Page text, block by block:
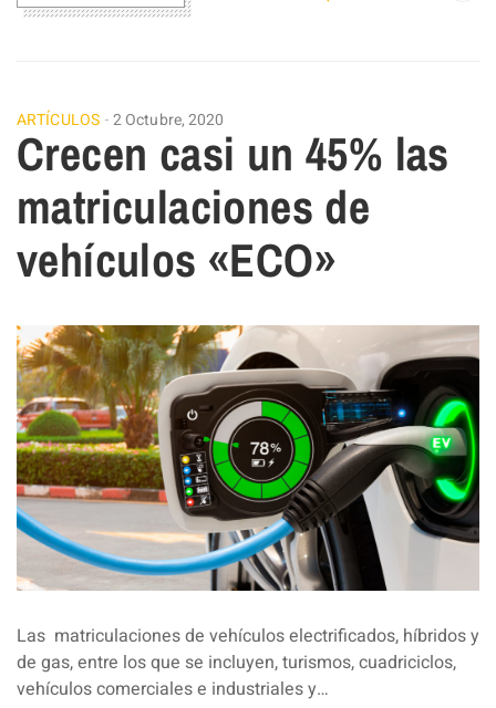
ARTÍCULOS 2 Octubre, 2020
Crecen casi un 45% las
matriculaciones de
vehículos «ECO»
Las matriculaciones de vehículos electrificados, híbridos y
de gas, entre los que se incluyen, turismos, cuadriciclos,
vehículos comerciales e industriales y…